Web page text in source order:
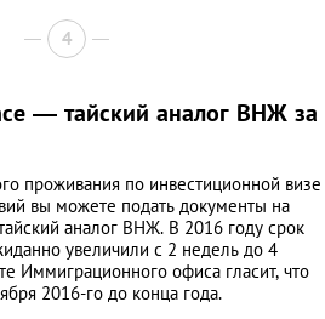
4
— тайский аналог ВНЖ за
проживания по инвестиционной визе
вы можете подать документы на
аналог ВНЖ. В 2016 году срок
увеличили с 2 недель до 4
Иммиграционного офиса гласит, что
2016-го до конца года.